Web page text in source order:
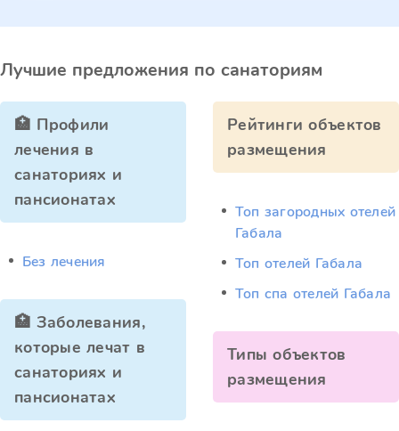
Лучшие предложения по санаториям
🏥 Профили
лечения в
санаториях и
пансионатах
Без лечения
🏥 Заболевания,
которые лечат в
санаториях и
пансионатах
Рейтинги объектов
размещения
Топ загородных отелей
Габала
Топ отелей Габала
Топ спа отелей Габала
Типы объектов
размещения